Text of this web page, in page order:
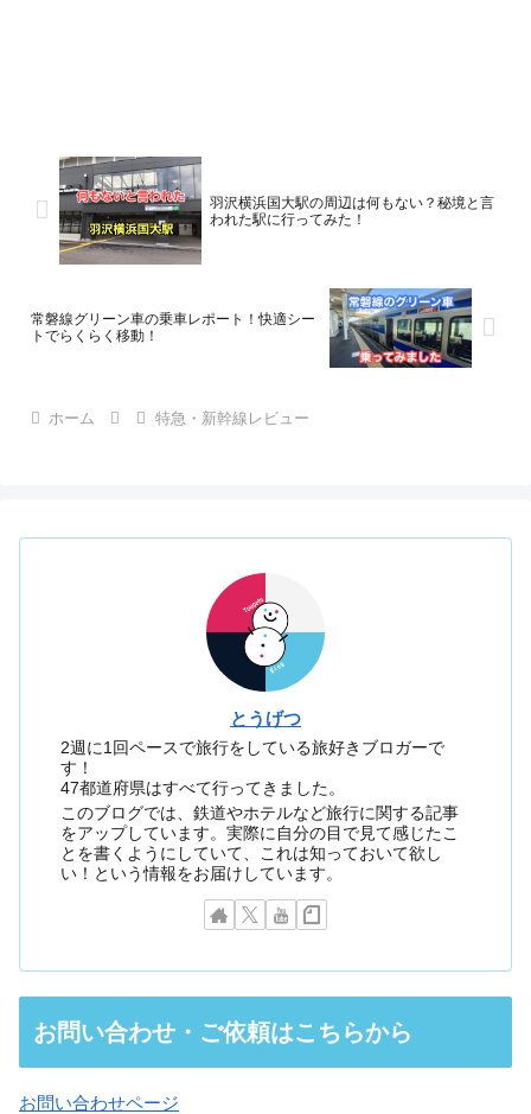
羽沢横浜国大駅の周辺は何もない？秘境と言
われた駅に行ってみた！
常磐線グリーン車の乗車レポート！快適シー
トでらくらく移動！
ホーム 特急・新幹線レビュー
とうげつ
2週に1回ペースで旅行をしている旅好きブロガーで
す！
47都道府県はすべて行ってきました。
このブログでは、鉄道やホテルなど旅行に関する記事
をアップしています。実際に自分の目で見て感じたこ
とを書くようにしていて、これは知っておいて欲し
い！という情報をお届けしています。
お問い合わせ・ご依頼はこちらから
お問い合わせページ